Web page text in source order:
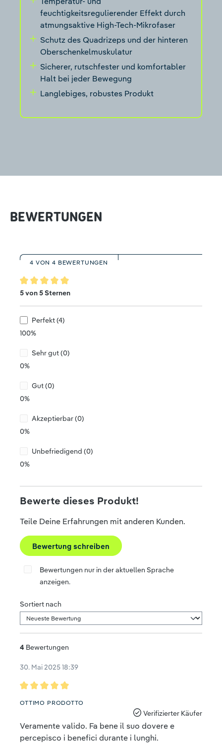
feuchtigkeitsregulierender Effekt durch
atmungsaktive High-Tech-Mikrofaser
Schutz des Quadrizeps und der hinteren
Oberschenkelmuskulatur
Sicherer, rutschfester und komfortabler
Halt bei jeder Bewegung
Langlebiges, robustes Produkt
BEWERTUNGEN
4 VON 4 BEWERTUNGEN
Durchschnittliche Bewertung von 5 von 5 Sternen
5 von 5 Sternen
Perfekt (4)
100%
Sehr gut (0)
0%
Gut (0)
0%
Akzeptierbar (0)
0%
Unbefriedigend (0)
0%
Bewerte dieses Produkt!
Teile Deine Erfahrungen mit anderen Kunden.
Bewertung schreiben
Bewertungen nur in der aktuellen Sprache
anzeigen.
Sortiert nach
4 Bewertungen
30. Mai 2025 18:39
OTTIMO PRODOTTO
Verifizierter Käufer
Veramente valido. Fa bene il suo dovere e
percepisco i benefici durante i lunghi.